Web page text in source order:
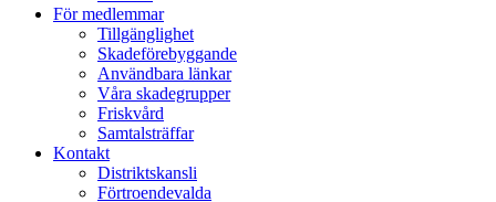
För medlemmar
Tillgänglighet
Skadeförebyggande
Användbara länkar
Våra skadegrupper
Friskvård
Samtalsträffar
Kontakt
Distriktskansli
Förtroendevalda